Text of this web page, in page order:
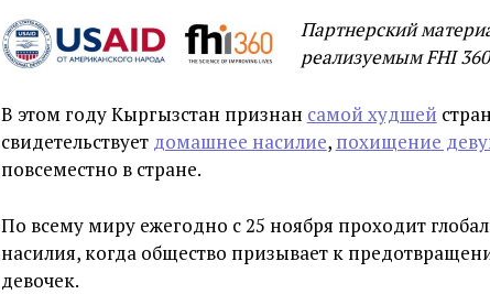
Партнерский
реализуемым FHI 360
В этом году Кыргызстан признан самой худшей
свидетельствует домашнее насилие, похищение
повсеместно в стране.
По всему миру ежегодно с 25 ноября проходит
насилия, когда общество призывает к
девочек.